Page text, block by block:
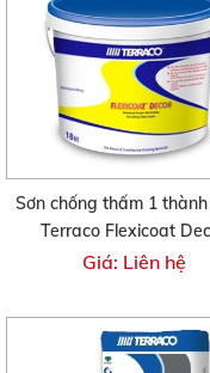
Sơn chống thấm 1
Terraco Flexicoat
Giá: Liên hệ